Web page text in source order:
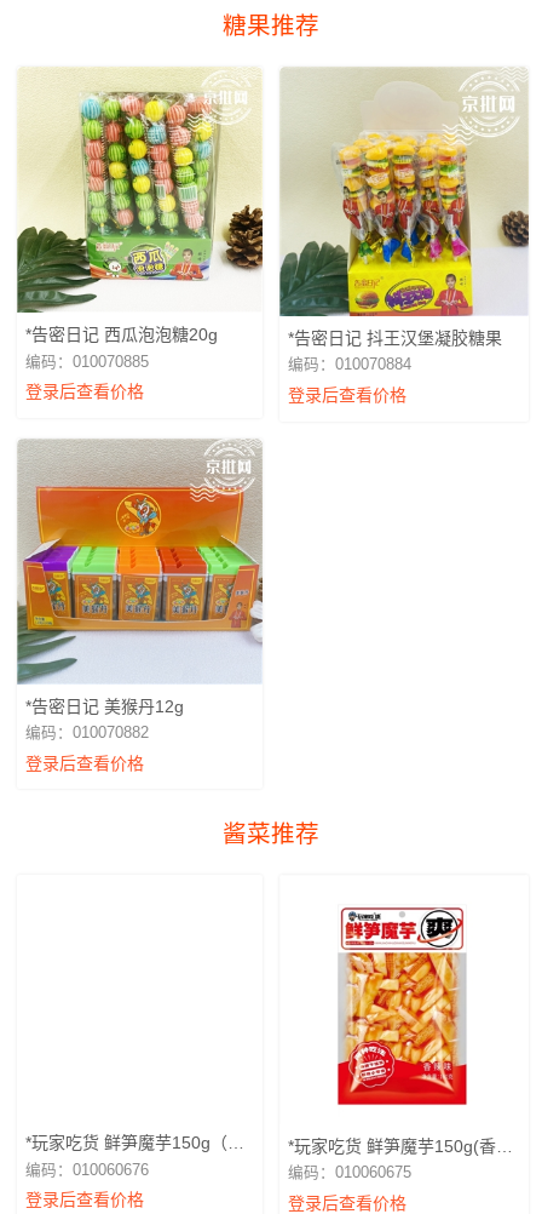
糖果推荐
*告密日记 西瓜泡泡糖20g
编码：010070885
登录后查看价格
*告密日记 抖王汉堡凝胶糖果
编码：010070884
登录后查看价格
*告密日记 美猴丹12g
编码：010070882
登录后查看价格
酱菜推荐
*玩家吃货 鲜笋魔芋150g（麻
辣）
编码：010060676
登录后查看价格
*玩家吃货 鲜笋魔芋150g(香
辣）
编码：010060675
登录后查看价格